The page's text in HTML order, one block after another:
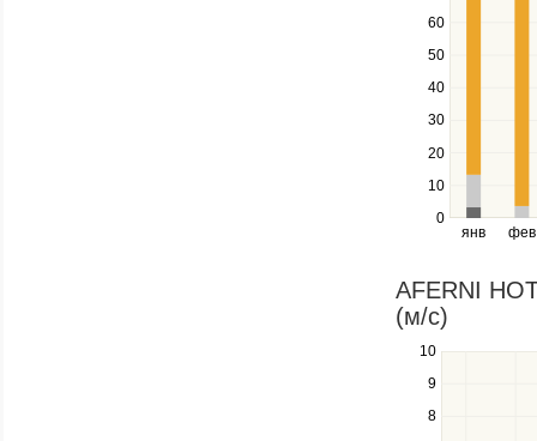
янв фев
0
10
20
30
40
50
60
to
navigate
series.
Use
the
and
right
navigate
through
items
in
series.
AFERNI
(м/c)
8
9
10
Use
the
and